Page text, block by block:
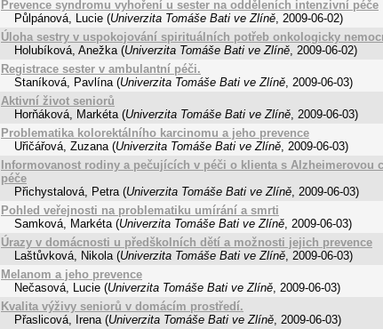
Prevence syndromu vyhoření u sester na odděleních intenzivní péče
Půlpánová, Lucie (Univerzita Tomáše Bati ve Zlíně, 2009-06-02)
Úloha sestry v uspokojování spirituálních potřeb onkologicky
Holubíková, Anežka (Univerzita Tomáše Bati ve Zlíně, 2009-06-02)
Registrace sester v ambulantní péči.
Staníková, Pavlína (Univerzita Tomáše Bati ve Zlíně, 2009-06-03)
Aktivní život seniorů
Horňáková, Markéta (Univerzita Tomáše Bati ve Zlíně, 2009-06-03)
Problematika kolorektálního karcinomu a jeho prevence
Uřičářová, Zuzana (Univerzita Tomáše Bati ve Zlíně, 2009-06-03)
Informovanost rodiny a pečujících v péči o klienta s Alzheimerovou
péče
Přichystalová, Petra (Univerzita Tomáše Bati ve Zlíně, 2009-06-03)
Pohled veřejnosti na problematiku umírání a smrti
Samková, Markéta (Univerzita Tomáše Bati ve Zlíně, 2009-06-03)
Úrazy v domácnosti u předškolních dětí a možnosti jejich prevence
Laštůvková, Nikola (Univerzita Tomáše Bati ve Zlíně, 2009-06-03)
Melanom a jeho prevence
Nečasová, Lucie (Univerzita Tomáše Bati ve Zlíně, 2009-06-03)
Kvalita výživy seniorů v domácím prostředí.
Přaslicová, Irena (Univerzita Tomáše Bati ve Zlíně, 2009-06-03)